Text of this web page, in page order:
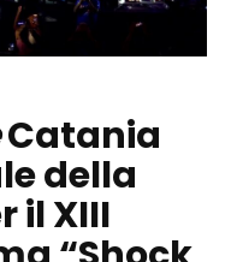
Catania
della
il XIII